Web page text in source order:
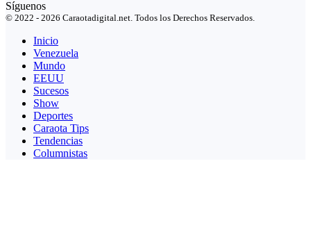
Síguenos
© 2022 - 2026 Caraotadigital.net. Todos los Derechos Reservados.
Inicio
Venezuela
Mundo
EEUU
Sucesos
Show
Deportes
Caraota Tips
Tendencias
Columnistas